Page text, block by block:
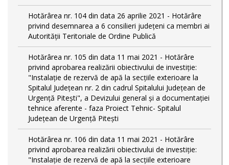
Hotărârea nr. 104 din data 26 aprilie 2021 - Hotărâre
privind desemnarea a 6 consilieri județeni ca membri ai
Autorității Teritoriale de Ordine Publică
Hotărârea nr. 105 din data 11 mai 2021 - Hotărâre
privind aprobarea realizării obiectivului de investiție:
"Instalație de rezervă de apă la secțiile exterioare la
Spitalul Județean nr. 2 din cadrul Spitalului Județean de
Urgență Pitești", a Devizului general și a documentației
tehnice aferente - faza Proiect Tehnic- Spitalul
Județean de Urgență Pitești
Hotărârea nr. 106 din data 11 mai 2021 - Hotărâre
privind aprobarea realizării obiectivului de investiție:
"Instalație de rezervă de apă la secțiile exterioare